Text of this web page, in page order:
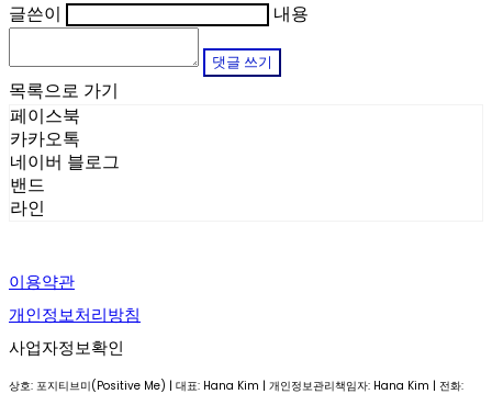
글쓴이
내용
댓글 쓰기
목록으로 가기
페이스북
카카오톡
네이버 블로그
밴드
라인
이용약관
개인정보처리방침
사업자정보확인
상호: 포지티브미(Positive Me) | 대표: Hana Kim | 개인정보관리책임자: Hana Kim | 전화: